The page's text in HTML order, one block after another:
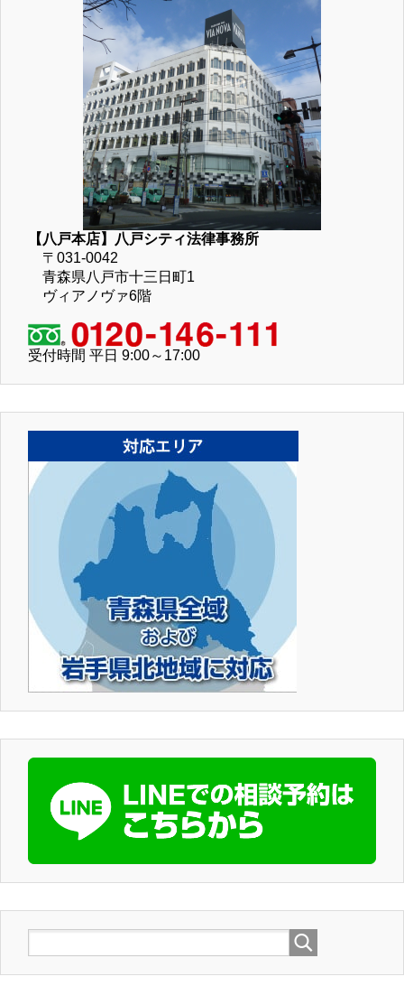
【八戸本店】八戸シティ法律事務所
〒031-0042
青森県八戸市十三日町1
ヴィアノヴァ6階
受付時間 平日 9:00～17:00